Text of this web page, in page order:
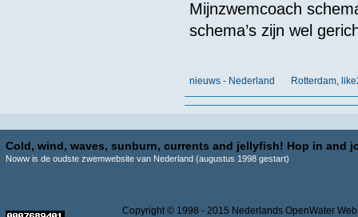
Mijnzwemcoach
schema’s zijn wel
nieuws - Nederland Rotterdam,
Cold, wind, waves, sunburn, currents and jellyfish! Hop in and
Noww is de oudste zwemwebsite van Nederland (augustus 1998 gestart)
Copyright © 1998 - 2015 Nederlands OpenWater